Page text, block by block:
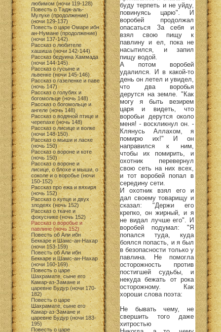
любимом (ночи 119-128)
Повесть о Тадж-аль-
Мулуке (продолжение)
(ночи 129-137)
Повесть о царе Омаре ибн
ан-Нумане (продолжение)
(ночи 137-142)
Рассказ о любителе
хашиша (ночи 142-144)
Рассказ бедуина Хаммада
(ночи 144-145)
Рассказ о гусыне и
львенке (ночи 145-146)
Рассказ о газеленке и паве
(ночь 147)
Рассказ о голубях и
богомольце (ночь 148)
Рассказ о богомольце и
ангеле (ночь 148)
Рассказ о водяной птице и
черепахе (ночь 148)
Рассказ о лисице и волке
(ночи 148-150)
Рассказ о мыши и ласке
(ночь 150)
Рассказ о вороне и коте
(ночь 150)
Рассказ о вороне и
лисице, о блохе и мыши, о
соколе и о воробье (ночи
150-152)
Рассказ про ежа и вяхиря
(ночь 152)
Рассказ о купце и двух
злодеях (ночь 152)
Рассказ о ткаче и
фокуснике (ночь 152)
Рассказ о воробье и
павлине (ночь 152)
Повесть об Али ибн
Беккаре и Шамс-ан-Нахар
(ночи 153-159)
Повесть об Али ибн
Беккаре и Шамс-ан-Нахар
(ночи 160-169)
Повесть о царе
Шахрамате, сыне его
Камар-аз-Замане и
царевне Будур (ночи 170-
182)
Повесть о царе
Шахрамате, сыне его
Камар-аз-Замане и
царевне Будур (ночи 183-
195)
Повесть о царе
буду терпеть и не уйду,
повинуясь царю". И
воробей продолжал
опасаться За себя и
взял свою пищу к
павлину и ел, пока не
насытился, и запил
пищу водой.
А потом воробей
удалился. И в какой-то
день он летел и увидел,
что два воробья
дерутся на земле. "Как
могу я быть везирем
царя и видеть, что
воробьи дерутся около
меня! - воскликнул он. -
Клянусь Аллахом, я
помирю их!" И он
направился к ним,
чтобы их помирить, и
охотник перевернул
свою сеть на них всех,
и тот воробей попал в
середину сети.
И охотник взял его и
дал своему товарищу и
сказал: "Держи его
крепко, он жирный, и я
не видал лучше его". И
воробей подумал: "Я
попался туда, куда
боялся попасть, и я был
в безопасности только у
павлина. Не помогла
осторожность против
постигшей судьбы, и
некуда бежать от рока
осторожному. Как
хороши слова поэта:
Не бывать чему, не
свершить того даже
хитростью